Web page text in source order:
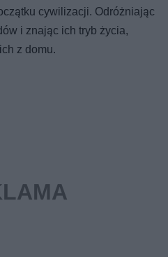
cywilizacji. Odróżniając
i znając ich tryb życia,
z domu.